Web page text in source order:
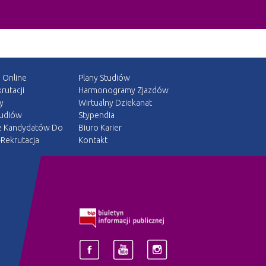
Online
Kandydatów Do
Plany Studiów
Harmonogramy Zjazdów
Wirtualny Dziekanat
Stypendia
Biuro Karier
Kontakt